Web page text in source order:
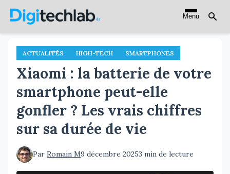
Aller
principal
Menu
ACTUALITÉS HIGH-TECH SMARTPHONES
Xiaomi : la batterie de votre
smartphone peut-elle
gonfler ? Les vrais chiffres
sur sa durée de vie
Par Romain M9 décembre 20253 min de lecture